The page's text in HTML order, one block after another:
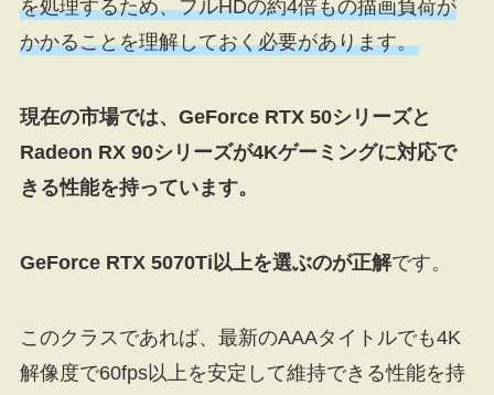
を処理するため、フルHDの約4倍もの描画負荷が
かかることを理解しておく必要があります。
現在の市場では、GeForce RTX 50シリーズと
Radeon RX 90シリーズが4Kゲーミングに対応で
きる性能を持っています。
GeForce RTX 5070Ti以上を選ぶのが正解です。
このクラスであれば、最新のAAAタイトルでも4K
解像度で60fps以上を安定して維持できる性能を持